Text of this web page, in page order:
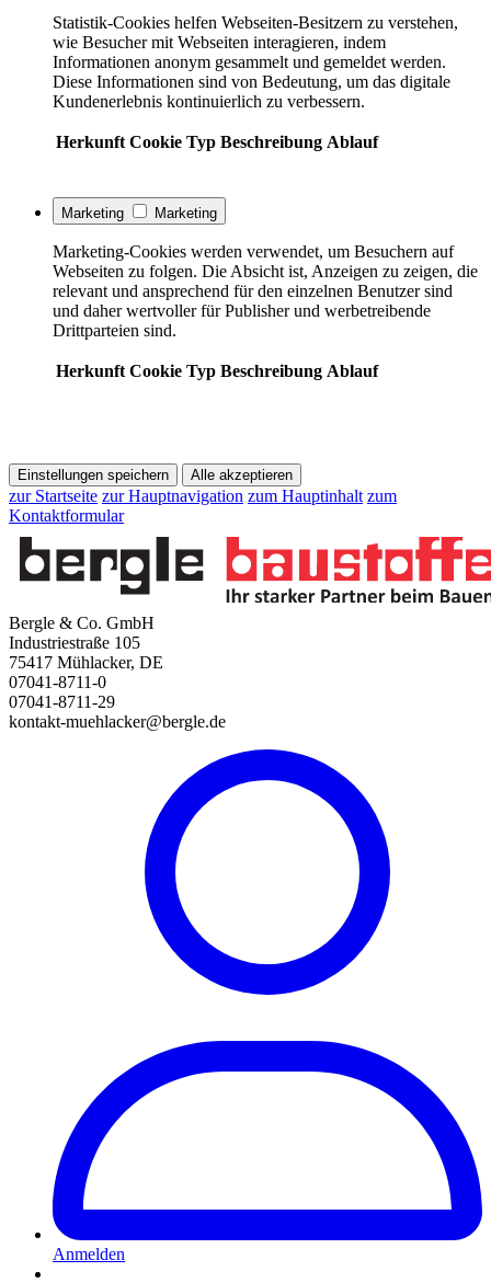
Statistik-Cookies helfen Webseiten-Besitzern zu verstehen,
wie Besucher mit Webseiten interagieren, indem
Informationen anonym gesammelt und gemeldet werden.
Diese Informationen sind von Bedeutung, um das digitale
Kundenerlebnis kontinuierlich zu verbessern.
Herkunft Cookie Typ Beschreibung Ablauf
Marketing Marketing
Marketing-Cookies werden verwendet, um Besuchern auf
Webseiten zu folgen. Die Absicht ist, Anzeigen zu zeigen, die
relevant und ansprechend für den einzelnen Benutzer sind
und daher wertvoller für Publisher und werbetreibende
Drittparteien sind.
Herkunft Cookie Typ Beschreibung Ablauf
Einstellungen speichern Alle akzeptieren
zur Startseite zur Hauptnavigation zum Hauptinhalt zum
Kontaktformular
Bergle & Co. GmbH
Industriestraße 105
75417 Mühlacker, DE
07041-8711-0
07041-8711-29
kontakt-muehlacker@bergle.de
Anmelden